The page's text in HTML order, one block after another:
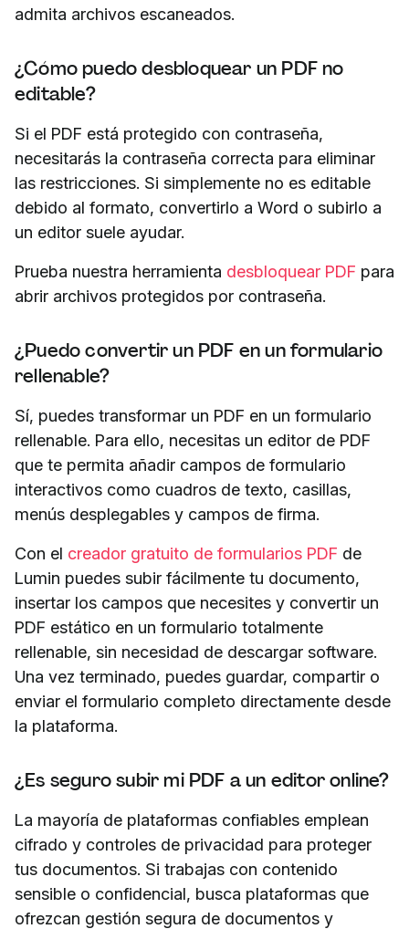
admita archivos escaneados.
¿Cómo puedo desbloquear un PDF no
editable?
Si el PDF está protegido con contraseña,
necesitarás la contraseña correcta para eliminar
las restricciones. Si simplemente no es editable
debido al formato, convertirlo a Word o subirlo a
un editor suele ayudar.
Prueba nuestra herramienta desbloquear PDF para
abrir archivos protegidos por contraseña.
¿Puedo convertir un PDF en un formulario
rellenable?
Sí, puedes transformar un PDF en un formulario
rellenable. Para ello, necesitas un editor de PDF
que te permita añadir campos de formulario
interactivos como cuadros de texto, casillas,
menús desplegables y campos de firma.
Con el creador gratuito de formularios PDF de
Lumin puedes subir fácilmente tu documento,
insertar los campos que necesites y convertir un
PDF estático en un formulario totalmente
rellenable, sin necesidad de descargar software.
Una vez terminado, puedes guardar, compartir o
enviar el formulario completo directamente desde
la plataforma.
¿Es seguro subir mi PDF a un editor online?
La mayoría de plataformas confiables emplean
cifrado y controles de privacidad para proteger
tus documentos. Si trabajas con contenido
sensible o confidencial, busca plataformas que
ofrezcan gestión segura de documentos y